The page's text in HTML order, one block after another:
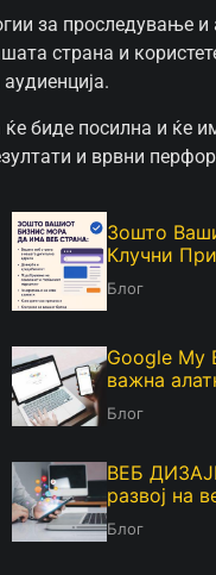
за проследување
страна и
биде посилна и ќе
и врвни
Зошто
Клучни
Блог
Google My
важна
Блог
ВЕБ
развој на
Блог